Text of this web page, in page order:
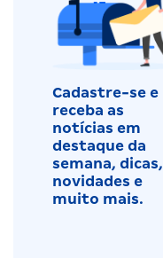
Cadastre-se e
receba as
notícias em
destaque da
semana, dicas,
novidades e
muito mais.